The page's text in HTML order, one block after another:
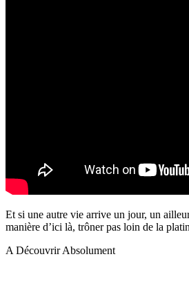
Et si une autre vie arrive un jour, un
manière d’ici là, trôner pas loin de la
A Découvrir Absolument